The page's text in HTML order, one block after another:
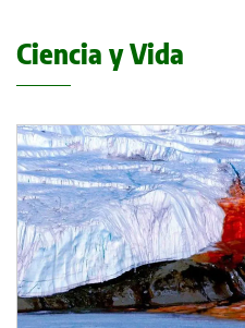
Ciencia y Vida